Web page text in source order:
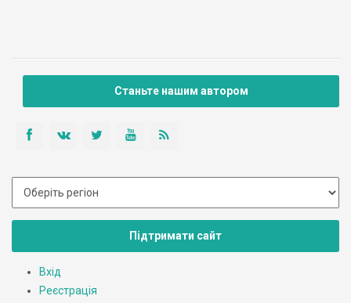
Станьте нашим автором
Підтримати сайт
Вхід
Реєстрація